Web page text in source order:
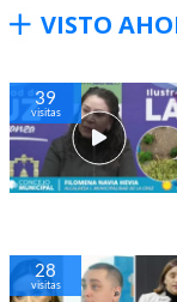
VISTO
45
visitas
28
visitas